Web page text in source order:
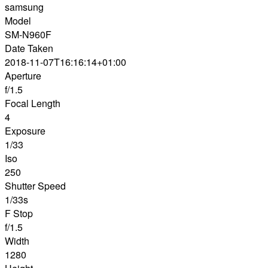
samsung
Model
SM-N960F
Date Taken
2018-11-07T16:16:14+01:00
Aperture
f/1.5
Focal Length
4
Exposure
1/33
Iso
250
Shutter Speed
1/33s
F Stop
f/1.5
Width
1280